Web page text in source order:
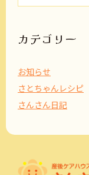
カ
ブ
カテゴリー
お知らせ
さとちゃんレシピ
さんさん日記